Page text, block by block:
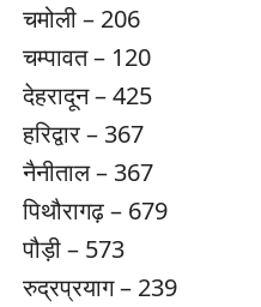
चमोली – 206
चम्पावत – 120
देहरादून – 425
हरिद्वार – 367
नैनीताल – 367
पिथौरागढ़ – 679
पौड़ी – 573
रुद्रप्रयाग – 239